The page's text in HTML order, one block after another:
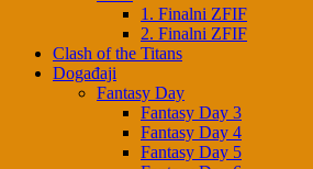
1. Finalni ZFIF
2. Finalni ZFIF
Clash of the Titans
Događaji
Fantasy Day
Fantasy Day 3
Fantasy Day 4
Fantasy Day 5